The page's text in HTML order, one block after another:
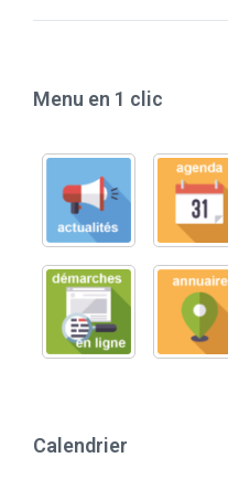
Menu en 1 clic
Calendrier